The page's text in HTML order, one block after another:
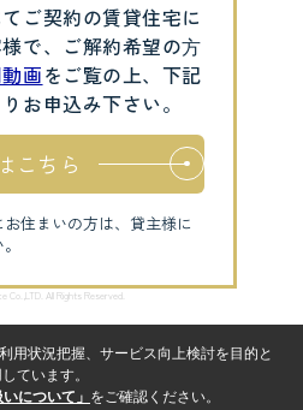
ご契約の賃貸住宅に
で、ご解約希望の⽅
画をご覧の上、下記
お申込み下さい。
こちら
住まいの方は、貸主様に
Co.,LTD. All Rights Reserved.
用状況把握、サービス向上検討を目的と
ています。
について」 をご確認ください。